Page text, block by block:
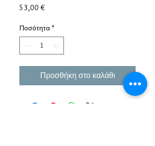
53,00 €
Ποσότητα *
Προσθήκη στο καλάθι